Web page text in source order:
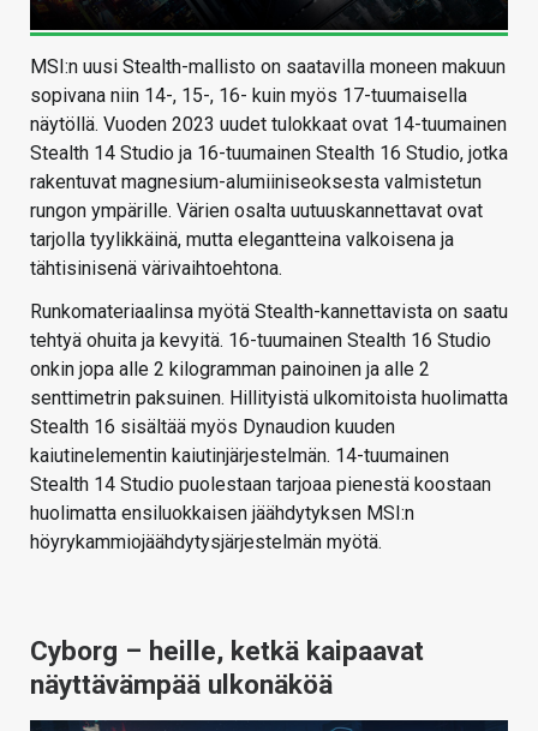
MSI:n uusi Stealth-mallisto on saatavilla moneen makuun
sopivana niin 14-, 15-, 16- kuin myös 17-tuumaisella
näytöllä. Vuoden 2023 uudet tulokkaat ovat 14-tuumainen
Stealth 14 Studio ja 16-tuumainen Stealth 16 Studio, jotka
rakentuvat magnesium-alumiiniseoksesta valmistetun
rungon ympärille. Värien osalta uutuuskannettavat ovat
tarjolla tyylikkäinä, mutta elegantteina valkoisena ja
tähtisinisenä värivaihtoehtona.
Runkomateriaalinsa myötä Stealth-kannettavista on saatu
tehtyä ohuita ja kevyitä. 16-tuumainen Stealth 16 Studio
onkin jopa alle 2 kilogramman painoinen ja alle 2
senttimetrin paksuinen. Hillityistä ulkomitoista huolimatta
Stealth 16 sisältää myös Dynaudion kuuden
kaiutinelementin kaiutinjärjestelmän. 14-tuumainen
Stealth 14 Studio puolestaan tarjoaa pienestä koostaan
huolimatta ensiluokkaisen jäähdytyksen MSI:n
höyrykammiojäähdytysjärjestelmän myötä.
Cyborg – heille, ketkä kaipaavat
näyttävämpää ulkonäköä